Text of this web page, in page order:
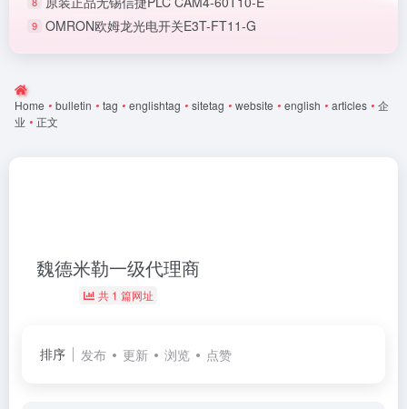
9 OMRON欧姆龙光电开关E3T-FT11-G
Home • bulletin • tag • englishtag • sitetag • website • english • articles • 企
业 • 正文
魏德米勒一级代理商
共 1 篇网址
排序 发布 更新 浏览 点赞